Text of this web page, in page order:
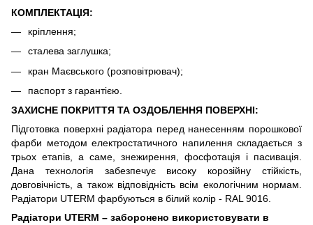
КОМПЛЕКТАЦІЯ:
кріплення;
сталева заглушка;
кран Маєвського (розповітрювач);
паспорт з гарантією.
ЗАХИСНЕ ПОКРИТТЯ ТА ОЗДОБЛЕННЯ ПОВЕРХНІ:
Підготовка поверхні радіатора перед нанесенням порошкової
фарби методом електростатичного напилення складається з
трьох етапів, а саме, знежирення, фосфотація і пасивація.
Дана технологія забезпечує високу корозійну стійкість,
довговічність, а також відповідність всім екологічним нормам.
Радіатори UTERM фарбуються в білий колір - RAL 9016.
Радіатори UTERM – заборонено використовувати в